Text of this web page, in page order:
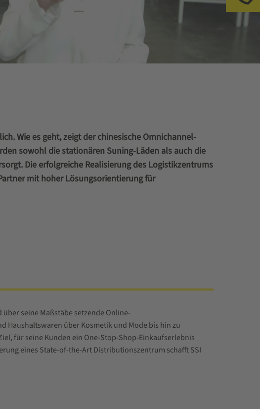
Wie es geht, zeigt der chinesische Omnichannel-
sowohl die stationären Suning-Läden als auch die
Die erfolgreiche Realisierung des Logistikzentrums
mit hoher Lösungsorientierung für
seine Maßstäbe setzende Online-
über Kosmetik und Mode bis hin zu
für seine Kunden ein One-Stop-Shop-Einkaufserlebnis
eines State-of-the-Art Distributionszentrum schafft SSI